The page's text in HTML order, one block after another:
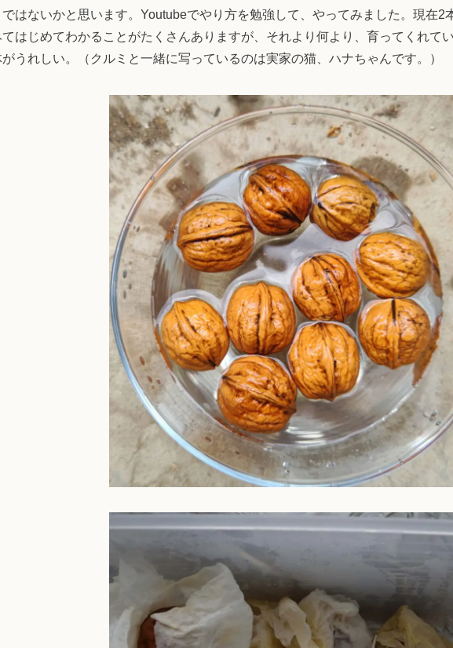
ではないかと思います。Youtubeでやり方を勉強して、やってみました。現在2
てはじめてわかることがたくさんありますが、それより何より、育ってくれて
うれしい。（クルミと一緒に写っているのは実家の猫、ハナちゃんです。）